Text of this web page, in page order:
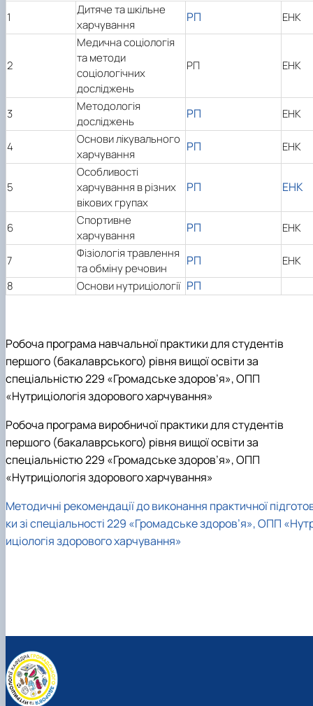
1
Дитяче та шкільне
харчування
РП ЕНК
2
Медична соціологія
та методи
соціологічних
досліджень
РП ЕНК
3
Методологія
досліджень
РП ЕНК
4
Основи лікувального
харчування
РП ЕНК
5
Особливості
харчування в різних
вікових групах
РП ЕНК
6
Спортивне
харчування
РП ЕНК
7
Фізіологія травлення
та обміну речовин
РП
ЕНК
8
Основи нутриціології РП
Робоча програма навчальної практики для студентів
першого (бакалаврського) рівня вищої освіти за
спеціальністю 229 «Громадське здоров’я», ОПП
«Нутриціологія здорового харчування»
Робоча програма виробничої практики для студентів
першого (бакалаврського) рівня вищої освіти за
спеціальністю 229 «Громадське здоров’я», ОПП
«Нутриціологія здорового харчування»
Методичні рекомендації до виконання практичної
ки зі спеціальності 229 «Громадське здоров’я», ОПП
иціологія здорового харчування»